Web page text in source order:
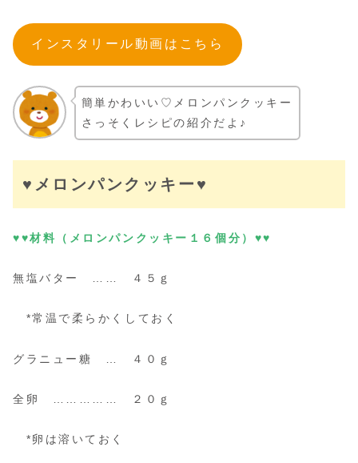
インスタリール動画はこちら
簡単かわいい♡メロンパンクッキー
さっそくレシピの紹介だよ♪
♥メロンパンクッキー♥
♥♥材料（メロンパンクッキー１６個分）♥♥
無塩バター …… ４５ｇ
*常温で柔らかくしておく
グラニュー糖 … ４０ｇ
全卵 …………… ２０ｇ
*卵は溶いておく